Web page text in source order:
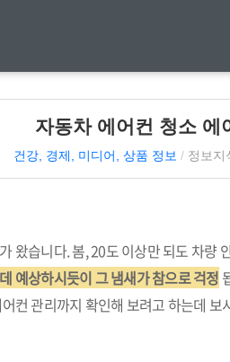
자동차 에어컨 청소 에
건강, 경제, 미디어, 상품 정보 / 정보지
왔습니다. 봄, 20도 이상만 되도 차량
예상하시듯이 그 냄새가 참으로 걱정
컨 관리까지 확인해 보려고 하는데